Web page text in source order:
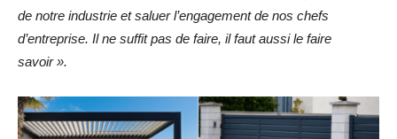
de notre industrie et saluer l’engagement de nos chefs
d’entreprise. Il ne suffit pas de faire, il faut aussi le faire
savoir ».